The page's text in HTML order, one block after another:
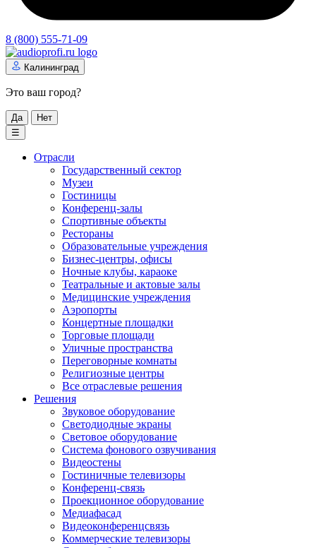
8 (800) 555-71-09
Калининград
Это ваш город?
Да
Нет
☰
Отрасли
Государственный сектор
Музеи
Гостиницы
Конференц-залы
Спортивные объекты
Рестораны
Образовательные учреждения
Бизнес-центры, офисы
Ночные клубы, караоке
Театральные и актовые залы
Медицинские учреждения
Аэропорты
Концертные площадки
Торговые площади
Уличные пространства
Переговорные комнаты
Религиозные центры
Все отраслевые решения
Решения
Звуковое оборудование
Светодиодные экраны
Световое оборудование
Система фонового озвучивания
Видеостены
Гостиничные телевизоры
Конференц-связь
Проекционное оборудование
Медиафасад
Видеоконференцсвязь
Коммерческие телевизоры